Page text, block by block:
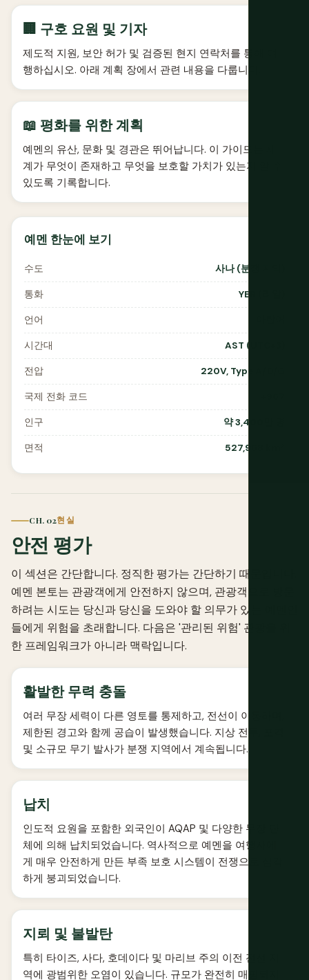
🏢 구호 요원 및 기자
제도적 지원, 보안 허가 및 검증된 현지 연락처를 통해 여
행하십시오. 아래 계획 장에서 관련 내용을 다룹니다.
📖 평화를 위한 계획
예멘의 유산, 문화 및 경관은 뛰어납니다. 이 가이드는 세
계가 무엇이 존재하고 무엇을 보호할 가치가 있는지 알 수
있도록 기록합니다.
예멘 한눈에 보기
수도 사나 (분쟁 지역)
통화 YER (리알)
언어
시간대 AST (UTC+3)
전압 220V, Type A/D/G
국제 전화 코드
인구 약 3,400만 명
면적 527,968 km²
CH. 02현실
안전 평가
이 섹션은 간단합니다. 정직한 평가는 간단하기 때문입니다.
예멘 본토는 관광객에게 안전하지 않으며, 관광객으로 방문
하려는 시도는 당신과 당신을 도와야 할 의무가 있는 예멘인
들에게 위험을 초래합니다. 다음은 '관리된 위험' 관광을 위
한 프레임워크가 아니라 맥락입니다.
활발한 무력 충돌
여러 무장 세력이 다른 영토를 통제하고, 전선이 이동하며,
제한된 경고와 함께 공습이 발생했습니다. 지상 전투, 포격
및 소규모 무기 발사가 분쟁 지역에서 계속됩니다.
납치
인도적 요원을 포함한 외국인이 AQAP 및 다양한 무장 단
체에 의해 납치되었습니다. 역사적으로 예멘을 여행자에
게 매우 안전하게 만든 부족 보호 시스템이 전쟁으로 심각
하게 붕괴되었습니다.
지뢰 및 불발탄
특히 타이즈, 사다, 호데이다 및 마리브 주의 이전 전선 지
역에 광범위한 오염이 있습니다. 규모가 완전히 매핑되지